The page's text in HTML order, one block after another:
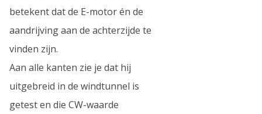
betekent dat de E-motor én de
aandrijving aan de achterzijde te
vinden zijn.
Aan alle kanten zie je dat hij
uitgebreid in de windtunnel is
getest en die CW-waarde